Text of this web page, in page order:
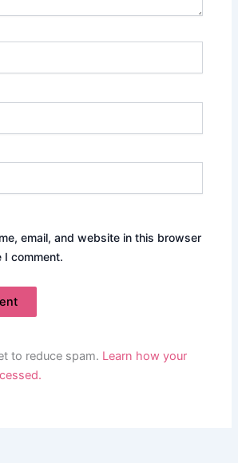
email, and website in this browser
I comment.
to reduce spam. Learn how your